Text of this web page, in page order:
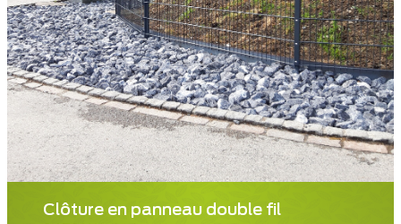
Clôture en panneau double fil